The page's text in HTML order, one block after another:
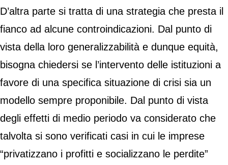
D’altra parte si tratta di una strategia che presta il
fianco ad alcune controindicazioni. Dal punto di
vista della loro generalizzabilità e dunque equità,
bisogna chiedersi se l’intervento delle istituzioni a
favore di una specifica situazione di crisi sia un
modello sempre proponibile. Dal punto di vista
degli effetti di medio periodo va considerato che
talvolta si sono verificati casi in cui le imprese
“privatizzano i profitti e socializzano le perdite”